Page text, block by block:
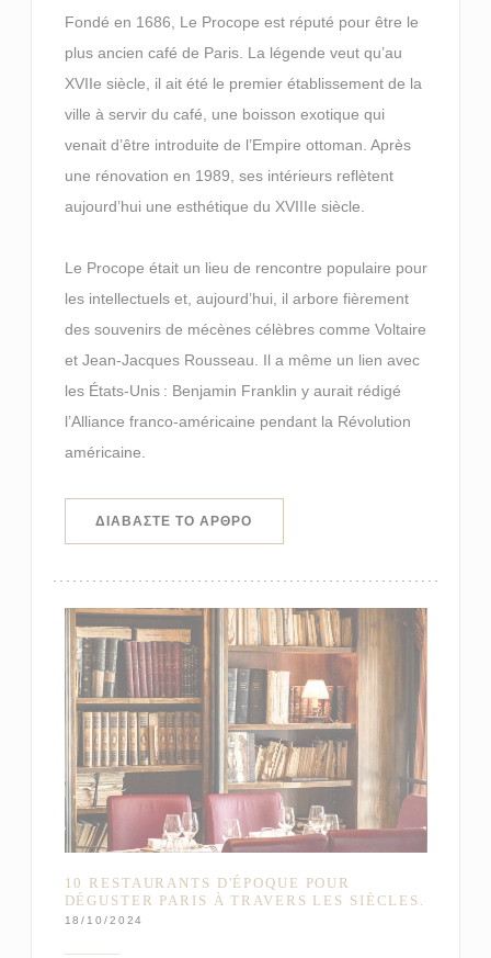
Fondé en 1686, Le Procope est réputé pour être le
plus ancien café de Paris. La légende veut qu’au
XVIIe siècle, il ait été le premier établissement de la
ville à servir du café, une boisson exotique qui
venait d’être introduite de l’Empire ottoman. Après
une rénovation en 1989, ses intérieurs reflètent
aujourd’hui une esthétique du XVIIIe siècle.
Le Procope était un lieu de rencontre populaire pour
les intellectuels et, aujourd’hui, il arbore fièrement
des souvenirs de mécènes célèbres comme Voltaire
et Jean-Jacques Rousseau. Il a même un lien avec
les États-Unis : Benjamin Franklin y aurait rédigé
l’Alliance franco-américaine pendant la Révolution
américaine.
ΔΙΑΒΆΣΤΕ ΤΟ ΆΡΘΡΟ
10 RESTAURANTS D'ÉPOQUE POUR
DÉGUSTER PARIS À TRAVERS LES SIÈCLES.
18/10/2024